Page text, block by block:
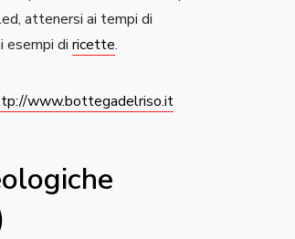
attenersi ai tempi di
esempi di ricette.
www.bottegadelriso.it